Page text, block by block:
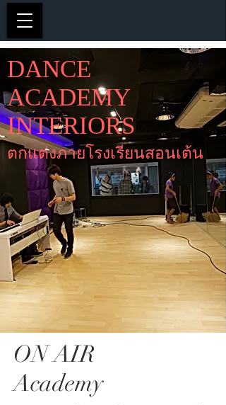
DANCE
ACADEMY
INTERIORS
ตกแต่งภายโรงเรียนสอนเต้น
ON AIR
Academy